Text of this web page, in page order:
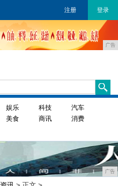
注册 登录
广告
娱乐 科技
汽车
美食 商讯
消费
广告